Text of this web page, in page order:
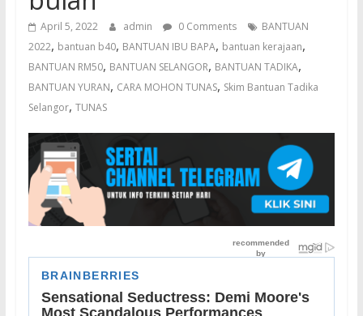
April 5, 2022 admin 0 Comments
BANTUAN
2022, bantuan b40, BANTUAN IBU BAPA, bantuan kerajaan,
BANTUAN RM50, BANTUAN SELANGOR, BANTUAN TADIKA,
BANTUAN YURAN, CARA MOHON TUNAS, Skim Bantuan Tadika
Selangor, TUNAS